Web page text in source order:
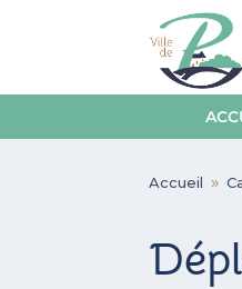
Accueil 9